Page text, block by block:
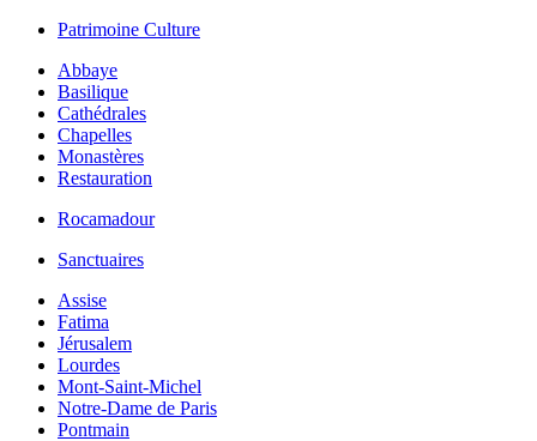
Patrimoine Culture
Abbaye
Basilique
Cathédrales
Chapelles
Monastères
Restauration
Rocamadour
Sanctuaires
Assise
Fatima
Jérusalem
Lourdes
Mont-Saint-Michel
Notre-Dame de Paris
Pontmain